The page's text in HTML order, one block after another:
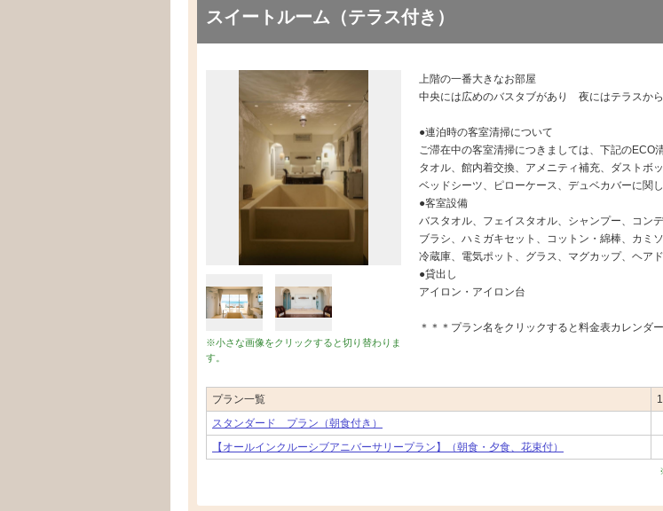
スイートルーム（テラス付き）
※小さな画像をクリックすると切り替わりま
す。
上階の一番大きなお部屋
中央には広めのバスタブがあり 夜にはテラスか
●連泊時の客室清掃について
ご滞在中の客室清掃につきましては、下記のECO
タオル、館内着交換、アメニティ補充、ダストボ
ベッドシーツ、ピローケース、デュベカバーに関
●客室設備
バスタオル、フェイスタオル、シャンプー、コン
ブラシ、ハミガキセット、コットン・綿棒、カミ
冷蔵庫、電気ポット、グラス、マグカップ、ヘア
●貸出し
アイロン・アイロン台
＊＊＊プラン名をクリックすると料金表カレンダ
プラン一覧
スタンダード プラン（朝食付き）
【オールインクルーシブアニバーサリープラン】（朝食・夕食、花束付）